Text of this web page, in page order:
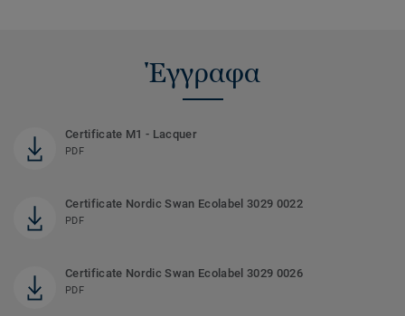
Έγγραφα
Certificate M1 - Lacquer
PDF
Certificate Nordic Swan Ecolabel 3029 0022
PDF
Certificate Nordic Swan Ecolabel 3029 0026
PDF